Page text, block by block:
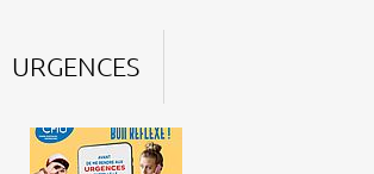
URGENCES